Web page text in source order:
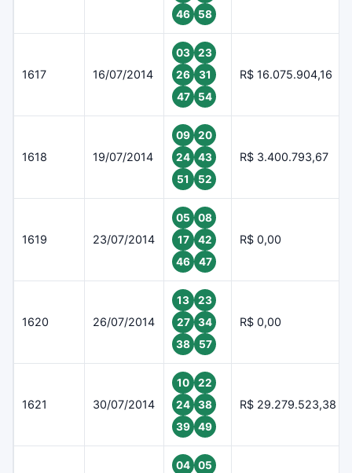
46
58
1617 16/07/2014
03
23
26
31
47
54
R$ 16.075.904,16
1618 19/07/2014
09
20
24
43
51
52
R$ 3.400.793,67
1619 23/07/2014
05
08
17
42
46
47
R$ 0,00
1620 26/07/2014
13
23
27
34
38
57
R$ 0,00
1621 30/07/2014
10
22
24
38
39
49
R$ 29.279.523,38
04
05